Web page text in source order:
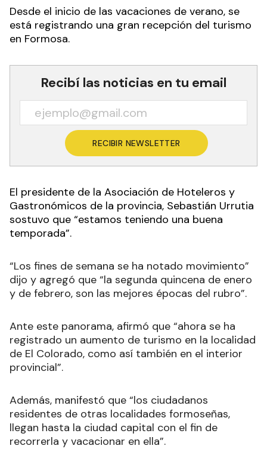
Desde el inicio de las vacaciones de verano, se
está registrando una gran recepción del turismo
en Formosa.
Recibí las noticias en tu email
RECIBIR NEWSLETTER
El presidente de la Asociación de Hoteleros y
Gastronómicos de la provincia, Sebastián Urrutia
sostuvo que “estamos teniendo una buena
temporada”.
“Los fines de semana se ha notado movimiento”
dijo y agregó que “la segunda quincena de enero
y de febrero, son las mejores épocas del rubro”.
Ante este panorama, afirmó que “ahora se ha
registrado un aumento de turismo en la localidad
de El Colorado, como así también en el interior
provincial”.
Además, manifestó que “los ciudadanos
residentes de otras localidades formoseñas,
llegan hasta la ciudad capital con el fin de
recorrerla y vacacionar en ella”.